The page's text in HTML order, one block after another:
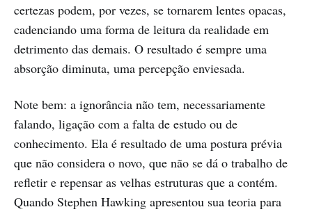
certezas podem, por vezes, se tornarem lentes opacas,
cadenciando uma forma de leitura da realidade em
detrimento das demais. O resultado é sempre uma
absorção diminuta, uma percepção enviesada.
Note bem: a ignorância não tem, necessariamente
falando, ligação com a falta de estudo ou de
conhecimento. Ela é resultado de uma postura prévia
que não considera o novo, que não se dá o trabalho de
refletir e repensar as velhas estruturas que a contém.
Quando Stephen Hawking apresentou sua teoria para